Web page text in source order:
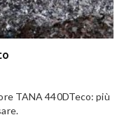
TANA 440DTeco: più